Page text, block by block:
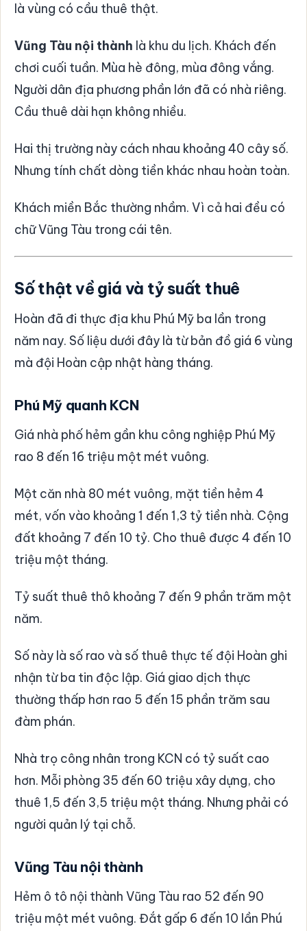
là vùng có cầu thuê thật.
Vũng Tàu nội thành là khu du lịch. Khách đến
chơi cuối tuần. Mùa hè đông, mùa đông vắng.
Người dân địa phương phần lớn đã có nhà riêng.
Cầu thuê dài hạn không nhiều.
Hai thị trường này cách nhau khoảng 40 cây số.
Nhưng tính chất dòng tiền khác nhau hoàn toàn.
Khách miền Bắc thường nhầm. Vì cả hai đều có
chữ Vũng Tàu trong cái tên.
Số thật về giá và tỷ suất thuê
Hoàn đã đi thực địa khu Phú Mỹ ba lần trong
năm nay. Số liệu dưới đây là từ bản đồ giá 6 vùng
mà đội Hoàn cập nhật hàng tháng.
Phú Mỹ quanh KCN
Giá nhà phố hẻm gần khu công nghiệp Phú Mỹ
rao 8 đến 16 triệu một mét vuông.
Một căn nhà 80 mét vuông, mặt tiền hẻm 4
mét, vốn vào khoảng 1 đến 1,3 tỷ tiền nhà. Cộng
đất khoảng 7 đến 10 tỷ. Cho thuê được 4 đến 10
triệu một tháng.
Tỷ suất thuê thô khoảng 7 đến 9 phần trăm một
năm.
Số này là số rao và số thuê thực tế đội Hoàn ghi
nhận từ ba tin độc lập. Giá giao dịch thực
thường thấp hơn rao 5 đến 15 phần trăm sau
đàm phán.
Nhà trọ công nhân trong KCN có tỷ suất cao
hơn. Mỗi phòng 35 đến 60 triệu xây dựng, cho
thuê 1,5 đến 3,5 triệu một tháng. Nhưng phải có
người quản lý tại chỗ.
Vũng Tàu nội thành
Hẻm ô tô nội thành Vũng Tàu rao 52 đến 90
triệu một mét vuông. Đắt gấp 6 đến 10 lần Phú